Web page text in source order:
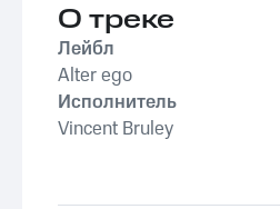
музыка,Relax,Музыка
для чтения
О треке
Лейбл
Alter ego
Исполнитель
Vincent Bruley